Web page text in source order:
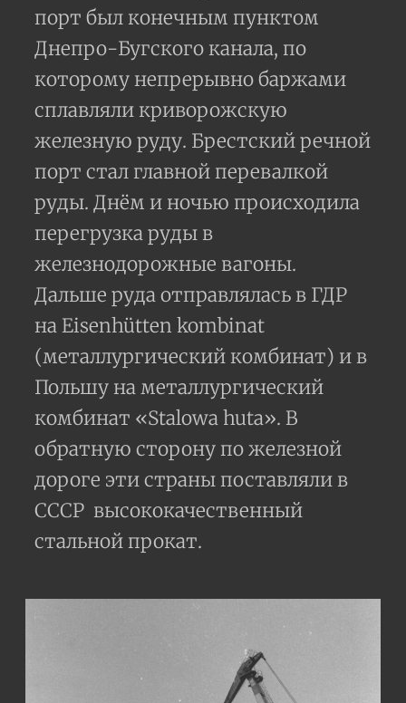
порт был конечным пунктом
Днепро-Бугского канала, по
которому непрерывно баржами
сплавляли криворожскую
железную руду. Брестский речной
порт стал главной перевалкой
руды. Днём и ночью происходила
перегрузка руды в
железнодорожные вагоны.
Дальше руда отправлялась в ГДР
на Eisenhütten kombinat
(металлургический комбинат) и в
Польшу на металлургический
комбинат «Stalowa huta». В
обратную сторону по железной
дороге эти страны поставляли в
СССР высококачественный
стальной прокат.